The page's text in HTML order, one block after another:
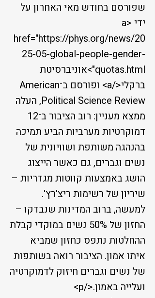
שפורסם בחודש מאי האחרון על
ידי <a
href="https://phys.org/news/20
25-05-global-people-gender-
quotas.html">
אוניברסיטת
ברקלי</a> ופורסם ב־American
Political Science Review, העלה
ממצא מעניין: רוב הציבור ב־12
דמוקרטיות מערביות הביע תמיכה
בהנהגה משותפת ושוויונית של
נשים וגברים, גם כאשר הייצוג
הושג באמצעות קווטות מגדריות –
שיריון של רשימות ריצ'רץ'.
למעשה, ברוב המדינות שנבדקו –
החזון של 50% נשים במוקדי קבלת
ההחלטות נתפס כחזון שמביא
איתו אמון. הציבור רואה בשותפות
של נשים וגברים חיזוק לדמוקרטיה
ועלייה באמון.</p>